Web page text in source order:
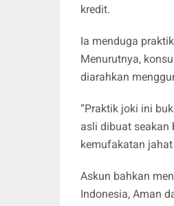
kredit.
Ia menduga
Menurutnya,
diarahkan
“Praktik joki ini
asli dibuat seakan
kemufakatan jahat
Askun bahkan
Indonesia, Aman